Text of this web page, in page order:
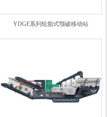
YDGE系列轮胎式颚破移动站